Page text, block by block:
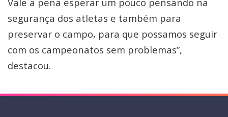
segurança dos atletas e também para
preservar o campo, para que possamos seguir
com os campeonatos sem problemas”,
destacou.